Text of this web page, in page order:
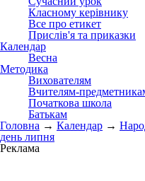
Класному керівнику
Все про етикет
Прислів'я та приказки
Календар
Весна
Методика
Вихователям
Вчителям-
Початкова школа
Батькам
Головна → Календар →
день липня
Реклама